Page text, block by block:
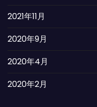
2021年11月
2020年9月
2020年4月
2020年2月